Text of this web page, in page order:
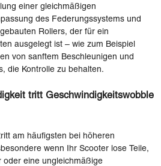
einer gleichmäßigen
des Federungssystems und
Rollers, der für ein
ausgelegt ist – wie zum Beispiel
von sanftem Beschleunigen und
die Kontrolle zu behalten.
tritt Geschwindigkeitswobble
am häufigsten bei höheren
wenn Ihr Scooter lose Teile,
oder eine ungleichmäßige